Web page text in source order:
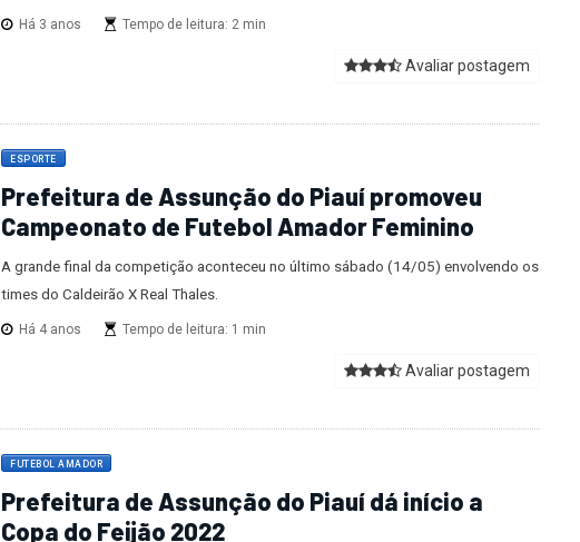
Há 3 anos Tempo de leitura: 2 min
Avaliar postagem
ESPORTE
Prefeitura de Assunção do Piauí promoveu
Campeonato de Futebol Amador Feminino
A grande final da competição aconteceu no último sábado (14/05) envolvendo os
times do Caldeirão X Real Thales.
Há 4 anos Tempo de leitura: 1 min
Avaliar postagem
FUTEBOL AMADOR
Prefeitura de Assunção do Piauí dá início a
Copa do Feijão 2022